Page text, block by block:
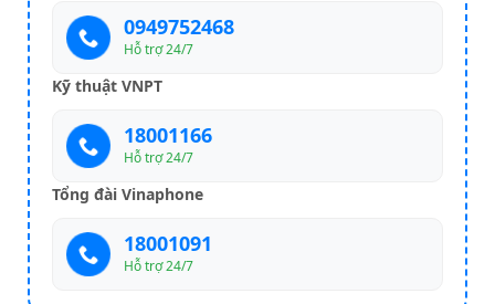
0949752468
Hỗ trợ 24/7
Kỹ thuật VNPT
18001166
Hỗ trợ 24/7
Tổng đài Vinaphone
18001091
Hỗ trợ 24/7